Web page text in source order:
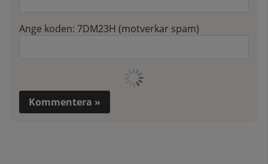
Ange koden: 7DM23H (motverkar spam)
Kommentera »